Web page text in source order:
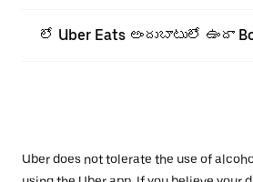
లో Uber Eats అందుబాటులో ఉందా
Uber does not tolerate the use of